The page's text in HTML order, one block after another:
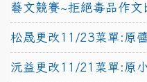
藝文競賽~拒絕毒品作文
松晟更改11/23菜單:原
沅益更改11/21菜單:原